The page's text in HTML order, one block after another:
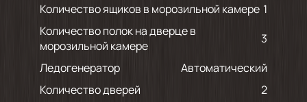
Количество ящиков в морозильной камере 1
Количество полок на дверце в
морозильной камере
3
Ледогенератор
Автоматический
Количество дверей
2